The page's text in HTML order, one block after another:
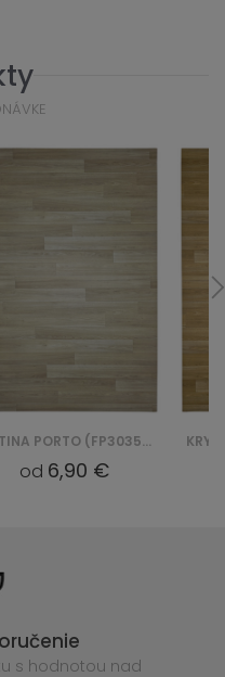
KRYTINA PORTO (FP3035100)
od 6,90 €
s hodnotou nad